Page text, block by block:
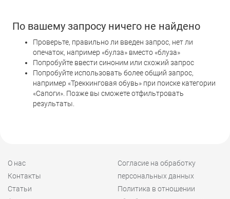
По вашему запросу ничего не найдено
Проверьте, правильно ли введен запрос, нет ли
опечаток, например «булза» вместо «блуза»
Попробуйте ввести синоним или схожий запрос
Попробуйте использовать более общий запрос,
например «Треккинговая обувь» при поиске категории
«Сапоги». Позже вы сможете отфильтровать
результаты.
О нас
Контакты
Статьи
Согласие на обработку
персональных данных
Политика в отношении